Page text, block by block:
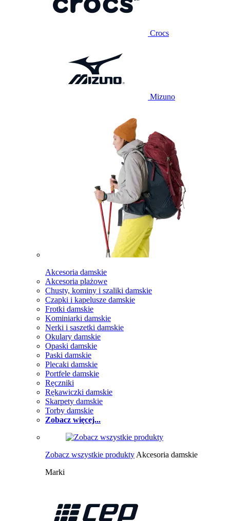
Crocs
Mizuno
Akcesoria damskie
Akcesoria plażowe
Chusty, kominy i szaliki damskie
Czapki i kapelusze damskie
Frotki damskie
Kominiarki damskie
Nerki i saszetki damskie
Okulary damskie
Opaski damskie
Paski damskie
Plecaki damskie
Portfele damskie
Ręczniki
Rękawiczki damskie
Skarpety damskie
Torby damskie
Zobacz więcej...
Zobacz wszystkie produkty Akcesoria damskie
Marki